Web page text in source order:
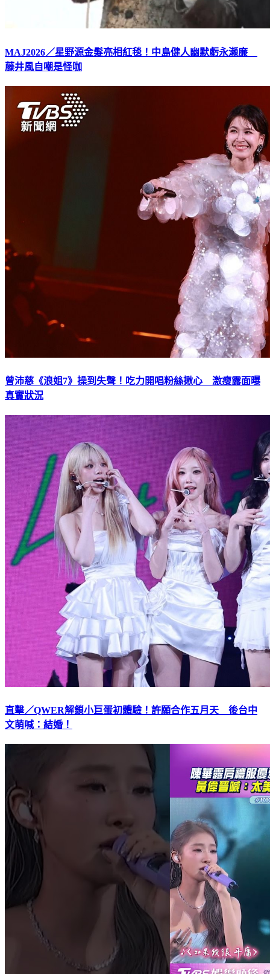
MAJ2026／星野源金髮亮相紅毯！中島健人幽默虧永瀬廉
藤井風自嘲是怪咖
曾沛慈《浪姐7》操到失聲！吃力開唱粉絲揪心 激瘦露面曝
真實狀況
直擊／QWER解鎖小巨蛋初體驗！許願合作五月天 後台中
文萌喊：結婚！